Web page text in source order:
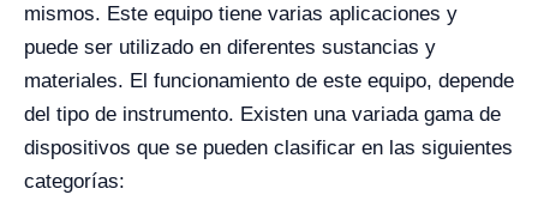
mismos. Este equipo tiene varias aplicaciones y
puede ser utilizado en diferentes sustancias y
materiales. El funcionamiento de este equipo, depende
del tipo de instrumento. Existen una variada gama de
dispositivos que se pueden clasificar en las siguientes
categorías: